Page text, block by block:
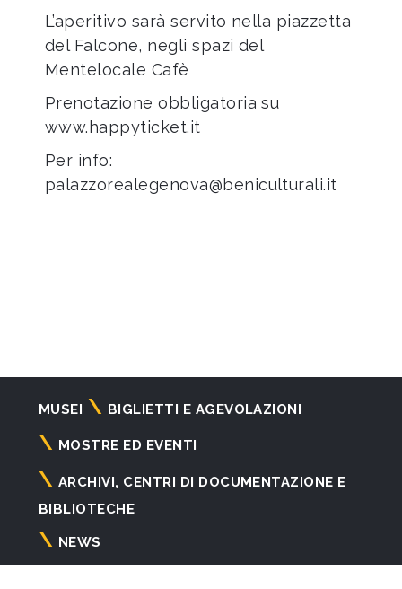
L’aperitivo sarà servito nella piazzetta
del Falcone, negli spazi del
Mentelocale Cafè
Prenotazione obbligatoria su
www.happyticket.it
Per info:
palazzorealegenova@beniculturali.it
Navigazione
principale
MUSEI BIGLIETTI E AGEVOLAZIONI
MOSTRE ED EVENTI
ARCHIVI, CENTRI DI DOCUMENTAZIONE E
BIBLIOTECHE
NEWS